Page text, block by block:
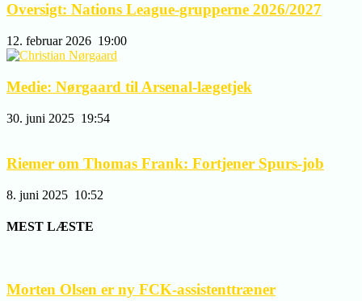
Oversigt: Nations League-grupperne 2026/2027
12. februar 2026 19:00
Medie: Nørgaard til Arsenal-lægetjek
30. juni 2025 19:54
Riemer om Thomas Frank: Fortjener Spurs-job
8. juni 2025 10:52
MEST LÆSTE
Morten Olsen er ny FCK-assistenttræner